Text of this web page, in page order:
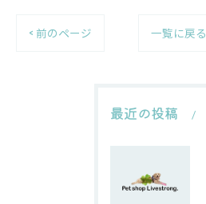
< 前のページ 一覧に戻る
最近の投稿